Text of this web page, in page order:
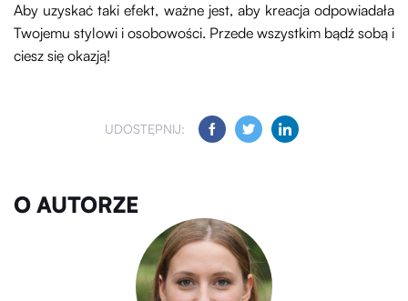
Aby uzyskać taki efekt, ważne jest, aby kreacja odpowiadała
Twojemu stylowi i osobowości. Przede wszystkim bądź sobą i
ciesz się okazją!
UDOSTĘPNIJ:
O AUTORZE